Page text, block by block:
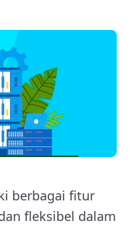
berbagai fitur
fleksibel dalam